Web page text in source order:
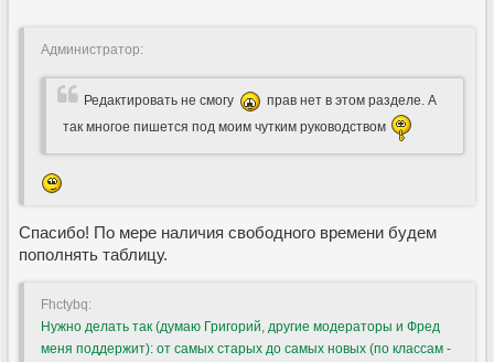
Администратор:
Редактировать не смогу
прав нет в этом разделе. А
так многое пишется под моим чутким руководством
Спасибо! По мере наличия свободного времени будем
пополнять таблицу.
Fhctybq:
Нужно делать так (думаю Григорий, другие модераторы и Фред
меня поддержит): от самых старых до самых новых (по классам -